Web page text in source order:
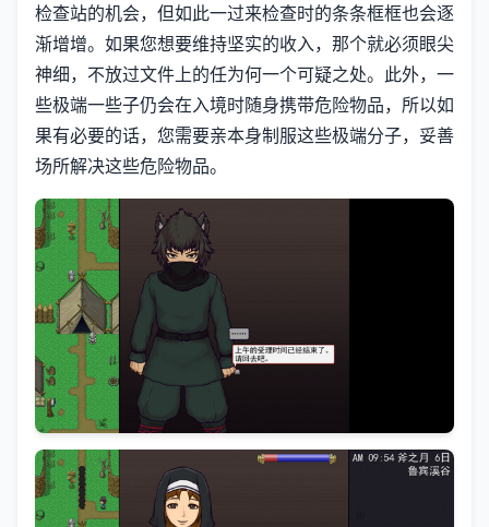
检查站的机会，但如此一过来检查时的条条框框也会逐
渐增增。如果您想要维持坚实的收入，那个就必须眼尖
神细，不放过文件上的任为何一个可疑之处。此外，一
些极端一些子仍会在入境时随身携带危险物品，所以如
果有必要的话，您需要亲本身制服这些极端分子，妥善
场所解决这些危险物品。